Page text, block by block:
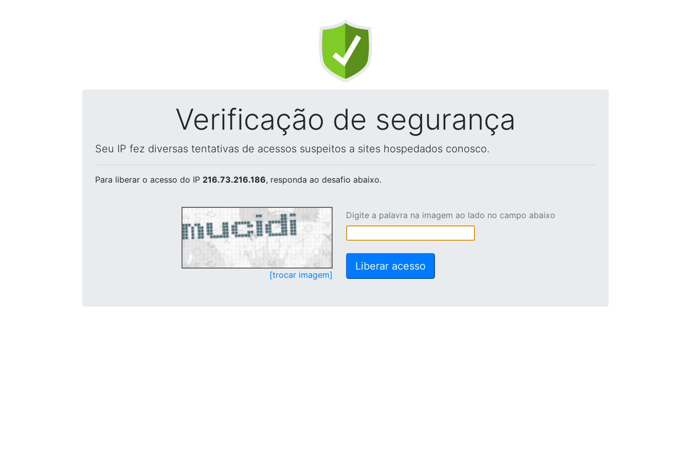
Verificação de segurança
Seu IP fez diversas tentativas de acessos suspeitos a sites hospedados conosco.
Para liberar o acesso do IP 216.73.216.186, responda ao desafio abaixo.
[trocar imagem]
Digite a palavra na imagem ao lado no campo abaixo